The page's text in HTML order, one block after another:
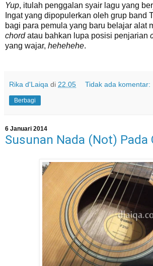
Yup, itulah penggalan syair lagu yang
Ingat yang dipopulerkan oleh grup band
bagi para pemula yang baru belajar alat
chordatau bahkan lupa posisi penjarian
yang wajar, hehehehe.
Rika d'Laiqa di 22.05 Tidak ada komentar:
Berbagi
6 Januari 2014
Susunan Nada (Not) Pada